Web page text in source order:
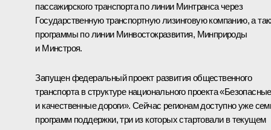
пассажирского транспорта по линии Минтранса через
Государственную транспортную лизинговую компанию, а
программы по линии Минвостокразвития, Минприроды
и Минстроя.
Запущен федеральный проект развития общественного
транспорта в структуре национального проекта «Безопасные
и качественные дороги». Сейчас регионам доступно уже
программ поддержки, три из которых стартовали в текущем